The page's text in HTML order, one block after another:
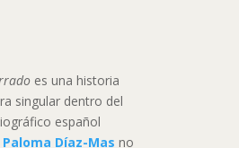
es una historia
singular dentro del
español
Paloma Díaz-Mas no